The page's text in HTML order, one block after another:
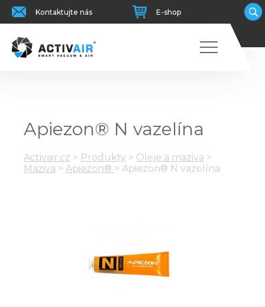
Kontaktujte nás E-shop
Apiezon® N vazelína
Activair.cz > Produkty > Oleje a maziva >
Maziva > Apiezon® > Apiezon® N vazelína